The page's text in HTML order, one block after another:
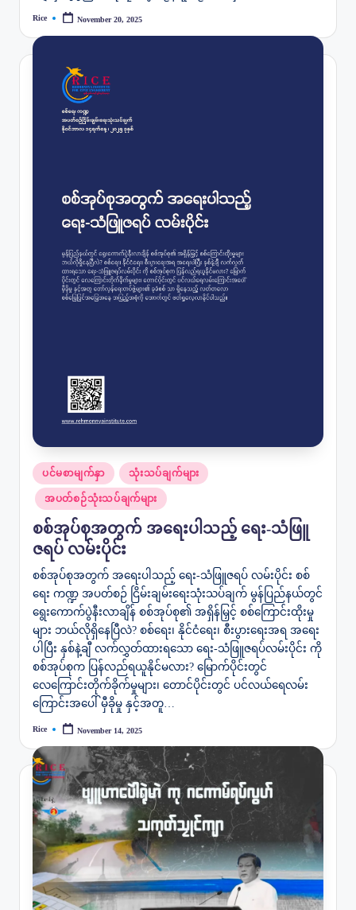
Posted
Rice November 20, 2025
Posted
in
ပင်မစာမျက်နှာ သုံးသပ်ချက်များ
အပတ်စဉ်သုံးသပ်ချက်များ
စစ်အုပ်စုအတွက် အရေးပါသည့် ရေး-သံဖြူ
ဇရပ် လမ်းပိုင်း
စစ်အုပ်စုအတွက် အရေးပါသည့် ရေး-သံဖြူဇရပ် လမ်းပိုင်း စစ်
ရေး ကဏ္ဍ အပတ်စဉ် ငြိမ်းချမ်းရေးသုံးသပ်ချက် မွန်ပြည်နယ်တွင်
ရွေးကောက်ပွဲနီးလာချိန် စစ်အုပ်စု၏ အရှိန်မြှင့် စစ်ကြောင်းထိုးမှု
များ ဘယ်လိုရှိနေပြီလဲ? စစ်ရေး၊ နိုင်ငံရေး၊ စီးပွားရေးအရ အရေး
ပါပြီး နှစ်နဲ့ချီ လက်လွှတ်ထားရသော ရေး-သံဖြူဇရပ်လမ်းပိုင်း ကို
စစ်အုပ်စုက ပြန်လည်ရယူနိုင်မလား? မြောက်ပိုင်းတွင်
လေကြောင်းတိုက်ခိုက်မှုများ၊ တောင်ပိုင်းတွင် ပင်လယ်ရေလမ်း
ကြောင်းအပေါ် မှီခိုမှု နှင့်အတူ…
Posted
Rice November 14, 2025